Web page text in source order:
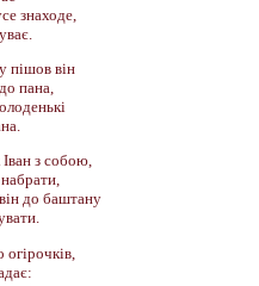
знаходе,
пішов він
пана,
з собою,
до баштану
огірочків,